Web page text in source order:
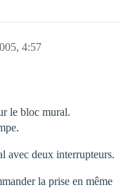
4:57
le bloc mural.
avec deux interrupteurs.
la prise en même